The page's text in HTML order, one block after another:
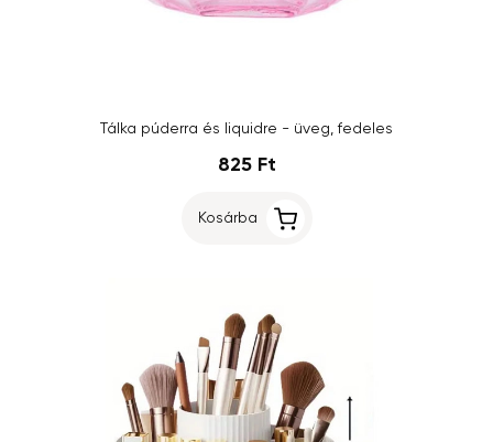
Tálka púderra és liquidre - üveg, fedeles
825 Ft
Kosárba